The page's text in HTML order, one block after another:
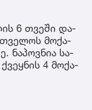
6 თვე­ში და­
მო­ქა­
ნა­პოვ­ნია სა­
4 მო­ქა­